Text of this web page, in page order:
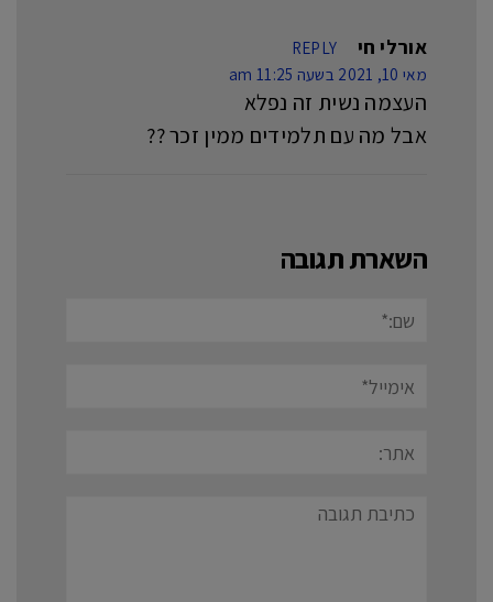
אורלי חי
REPLY
מאי 10, 2021 בשעה 11:25 am
העצמה נשית זה נפלא
אבל מה עם תלמידים ממין זכר ??
השארת תגובה
תגובה